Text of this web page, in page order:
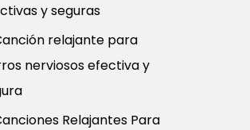
y seguras
relajante para
nerviosos efectiva y
Relajantes Para